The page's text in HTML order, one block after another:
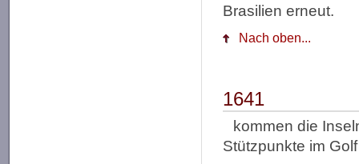
Brasilien erneut.
Nach oben...
1641
kommen die
Stützpunkte im